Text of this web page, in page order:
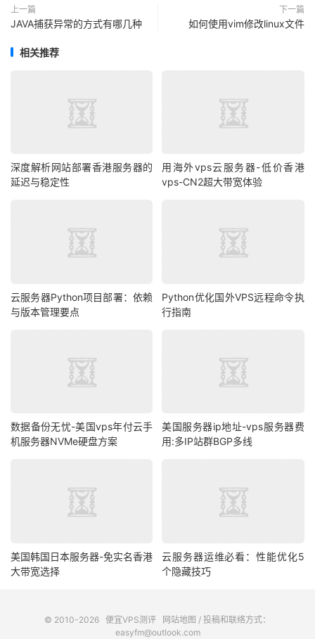
上一篇
JAVA捕获异常的方式有哪几种
下一篇
如何使用vim修改linux文件
相关推荐
深度解析网站部署香港服务器的
延迟与稳定性
用海外vps云服务器-低价香港
vps-CN2超大带宽体验
云服务器Python项目部署：依赖
与版本管理要点
Python优化国外VPS远程命令执
行指南
数据备份无忧-美国vps年付云手
机服务器NVMe硬盘方案
美国服务器ip地址-vps服务器费
用:多IP站群BGP多线
美国韩国日本服务器-免实名香港
大带宽选择
云服务器运维必看：性能优化5
个隐藏技巧
© 2010-2026 便宜VPS测评 网站地图 / 投稿和联络方式：
easyfm@outlook.com